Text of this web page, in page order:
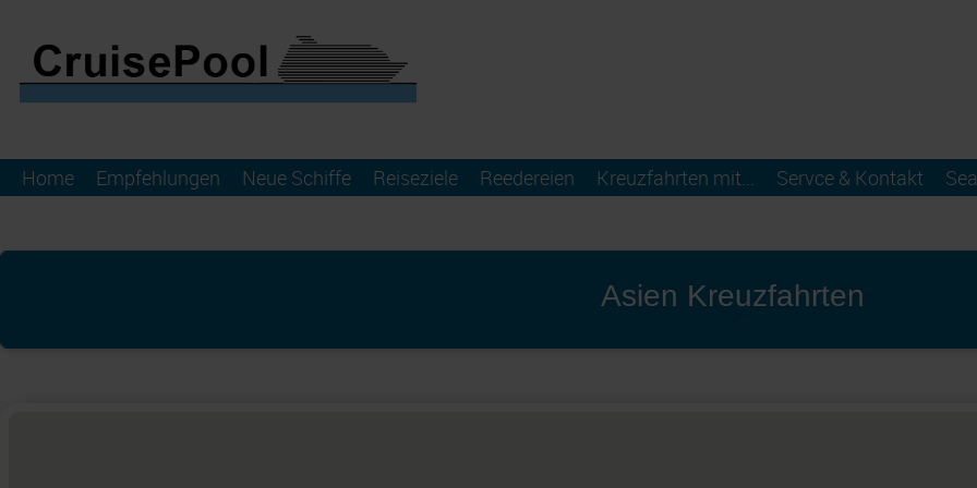
Home Empfehlungen Neue Schiffe Reiseziele Reedereien Kreuzfahrten mit... Servce & Kontakt
Asien Kreuzfahrten